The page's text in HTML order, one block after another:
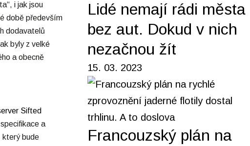
i jak jsou
době především
dodavatelů
byly z velké
a obecně
Sifted
a
který bude
Lidé nemají rádi města
bez aut. Dokud v nich
nezačnou žít
15. 03. 2023
Francouzský plán na